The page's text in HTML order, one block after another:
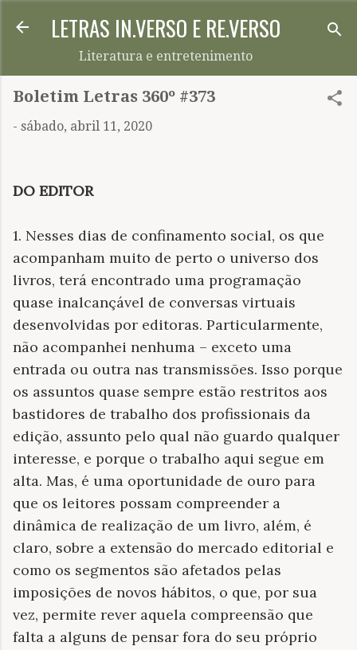
Pular para o conteúdo principal
LETRAS IN.VERSO E RE.VERSO
Literatura e entretenimento
Boletim Letras 360º #373
- sábado, abril 11, 2020
DO EDITOR
1. Nesses dias de confinamento social, os que
acompanham muito de perto o universo dos
livros, terá encontrado uma programação
quase inalcançável de conversas virtuais
desenvolvidas por editoras. Particularmente,
não acompanhei nenhuma – exceto uma
entrada ou outra nas transmissões. Isso porque
os assuntos quase sempre estão restritos aos
bastidores de trabalho dos profissionais da
edição, assunto pelo qual não guardo qualquer
interesse, e porque o trabalho aqui segue em
alta. Mas, é uma oportunidade de ouro para
que os leitores possam compreender a
dinâmica de realização de um livro, além, é
claro, sobre a extensão do mercado editorial e
como os segmentos são afetados pelas
imposições de novos hábitos, o que, por sua
vez, permite rever aquela compreensão que
falta a alguns de pensar fora do seu próprio